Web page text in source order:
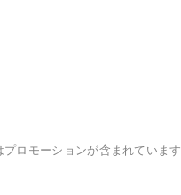
プロモーションが含まれています